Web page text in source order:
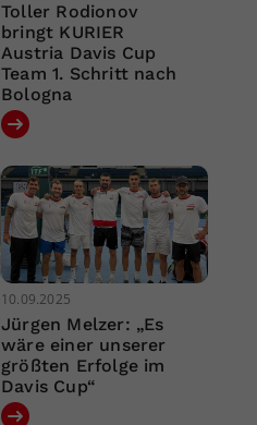
Toller Rodionov
bringt KURIER
Austria Davis Cup
Team 1. Schritt nach
Bologna
10.09.2025
Jürgen Melzer: „Es
wäre einer unserer
größten Erfolge im
Davis Cup“